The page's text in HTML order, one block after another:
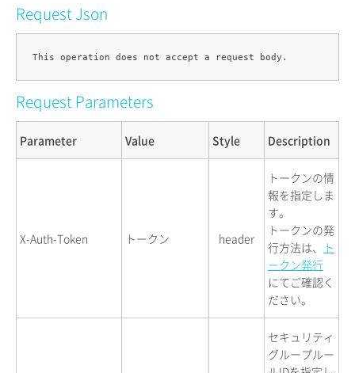
Request Json
Request Parameters
Parameter Value Style Description
X-Auth-Token トークン header
トークンの情
報を指定しま
す。
トークンの発
行方法は、
ト
ークン発行
にてご確認く
ださい。
セキュリティ
グループルー